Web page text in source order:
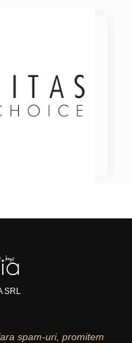
SRL
spam-uri, promitem